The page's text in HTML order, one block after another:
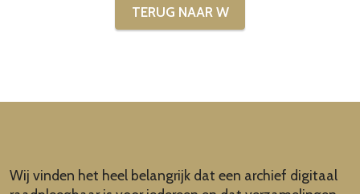
TERUG NAAR W
Wij vinden het heel belangrijk dat een archief digitaal